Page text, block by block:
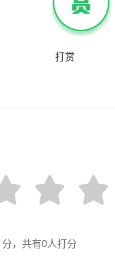
打赏
分，共有0人打分